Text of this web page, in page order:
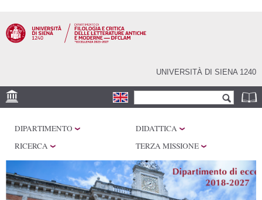
contenuto
principale
UNIVERSITÀ DI SIENA 1240
Form di ricerca
CENTRI DI RICERCA
BIBLIOTECHE E
ARCHIVI
DIPARTIMENTO
DIDATTICA
RICERCA
TERZA MISSIONE